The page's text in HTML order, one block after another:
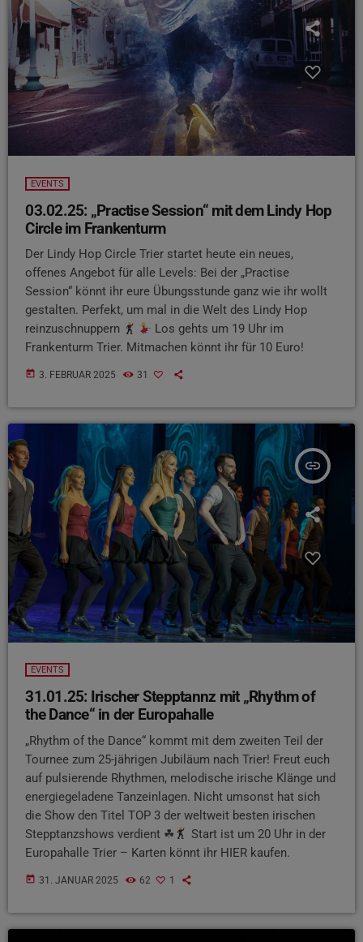
EVENTS
03.02.25: „Practise Session“ mit dem Lindy Hop
Circle im Frankenturm
Der Lindy Hop Circle Trier startet heute ein neues,
offenes Angebot für alle Levels: Bei der „Practise
Session“ könnt ihr eure Übungsstunde ganz wie ihr wollt
gestalten. Perfekt, um mal in die Welt des Lindy Hop
reinzuschnuppern
Los gehts um 19 Uhr im
Frankenturm Trier. Mitmachen könnt ihr für 10 Euro!
today 3. FEBRUAR 2025 31
insert_link
EVENTS
31.01.25: Irischer Stepptannz mit „Rhythm of
the Dance“ in der Europahalle
„Rhythm of the Dance“ kommt mit dem zweiten Teil der
Tournee zum 25-jährigen Jubiläum nach Trier! Freut euch
auf pulsierende Rhythmen, melodische irische Klänge und
energiegeladene Tanzeinlagen. Nicht umsonst hat sich
die Show den Titel TOP 3 der weltweit besten irischen
Stepptanzshows verdient ☘
Start ist um 20 Uhr in der
Europahalle Trier – Karten könnt ihr HIER kaufen.
today 31. JANUAR 2025 62 1